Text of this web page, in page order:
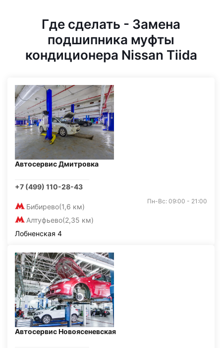
Где сделать - Замена
подшипника муфты
кондиционера Nissan Tiida
Автосервис Дмитровка
+7 (499) 110-28-43
Бибирево(1,6 км)
Алтуфьево(2,35 км)
Пн-Вс: 09:00 - 21:00
Лобненская 4
Автосервис Новоясеневская